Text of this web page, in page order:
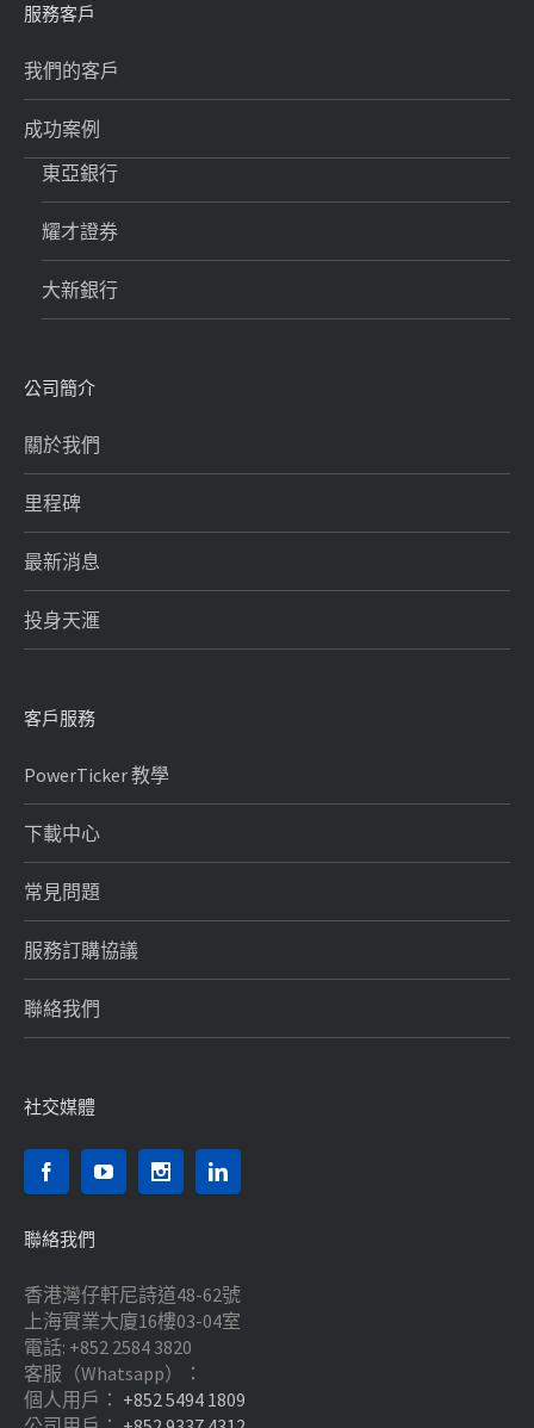
服務客戶
我們的客戶
成功案例
東亞銀行
耀才證券
大新銀行
公司簡介
關於我們
里程碑
最新消息
投身天滙
客戶服務
PowerTicker 教學
下載中心
常見問題
服務訂購協議
聯絡我們
社交媒體
聯絡我們
香港灣仔軒尼詩道48-62號
上海實業大廈16樓03-04室
電話: +852 2584 3820
客服（Whatsapp）：
個人用戶： +852 5494 1809